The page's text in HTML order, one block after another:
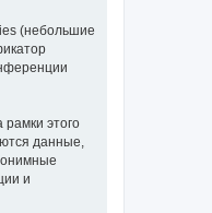
(небольшие
этого
данные,
и